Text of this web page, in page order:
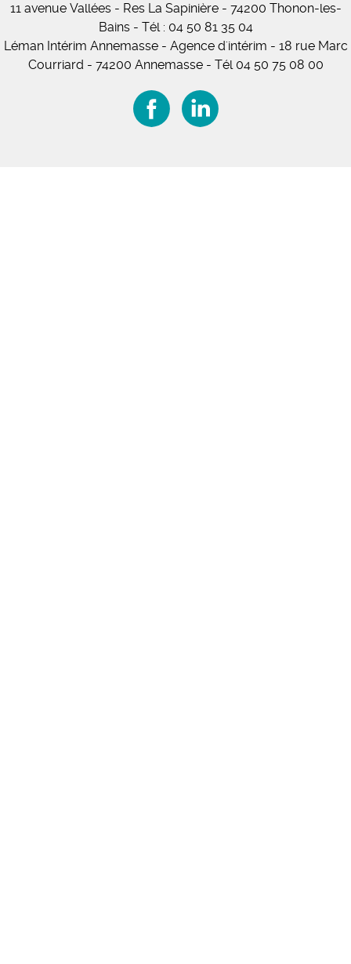
11avenue Vallées- Res La Sapinière - 74200 Thonon-les-
Bains - Tél : 04 50 81 35 04
Léman Intérim Annemasse - Agence d'intérim - 18 rue Marc
Courriard - 74200 Annemasse - Tél 04 50 75 08 00